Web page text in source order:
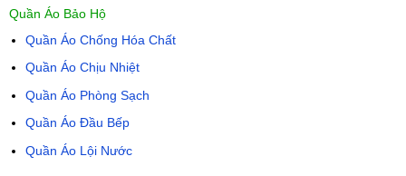
Quần Áo Bảo Hộ
Quần Áo Chống Hóa Chất
Quần Áo Chịu Nhiệt
Quần Áo Phòng Sạch
Quần Áo Đầu Bếp
Quần Áo Lội Nước